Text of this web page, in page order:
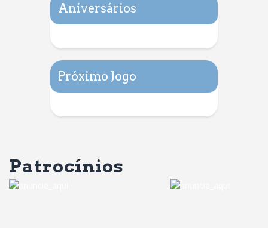
Aniversários
Próximo Jogo
Patrocínios